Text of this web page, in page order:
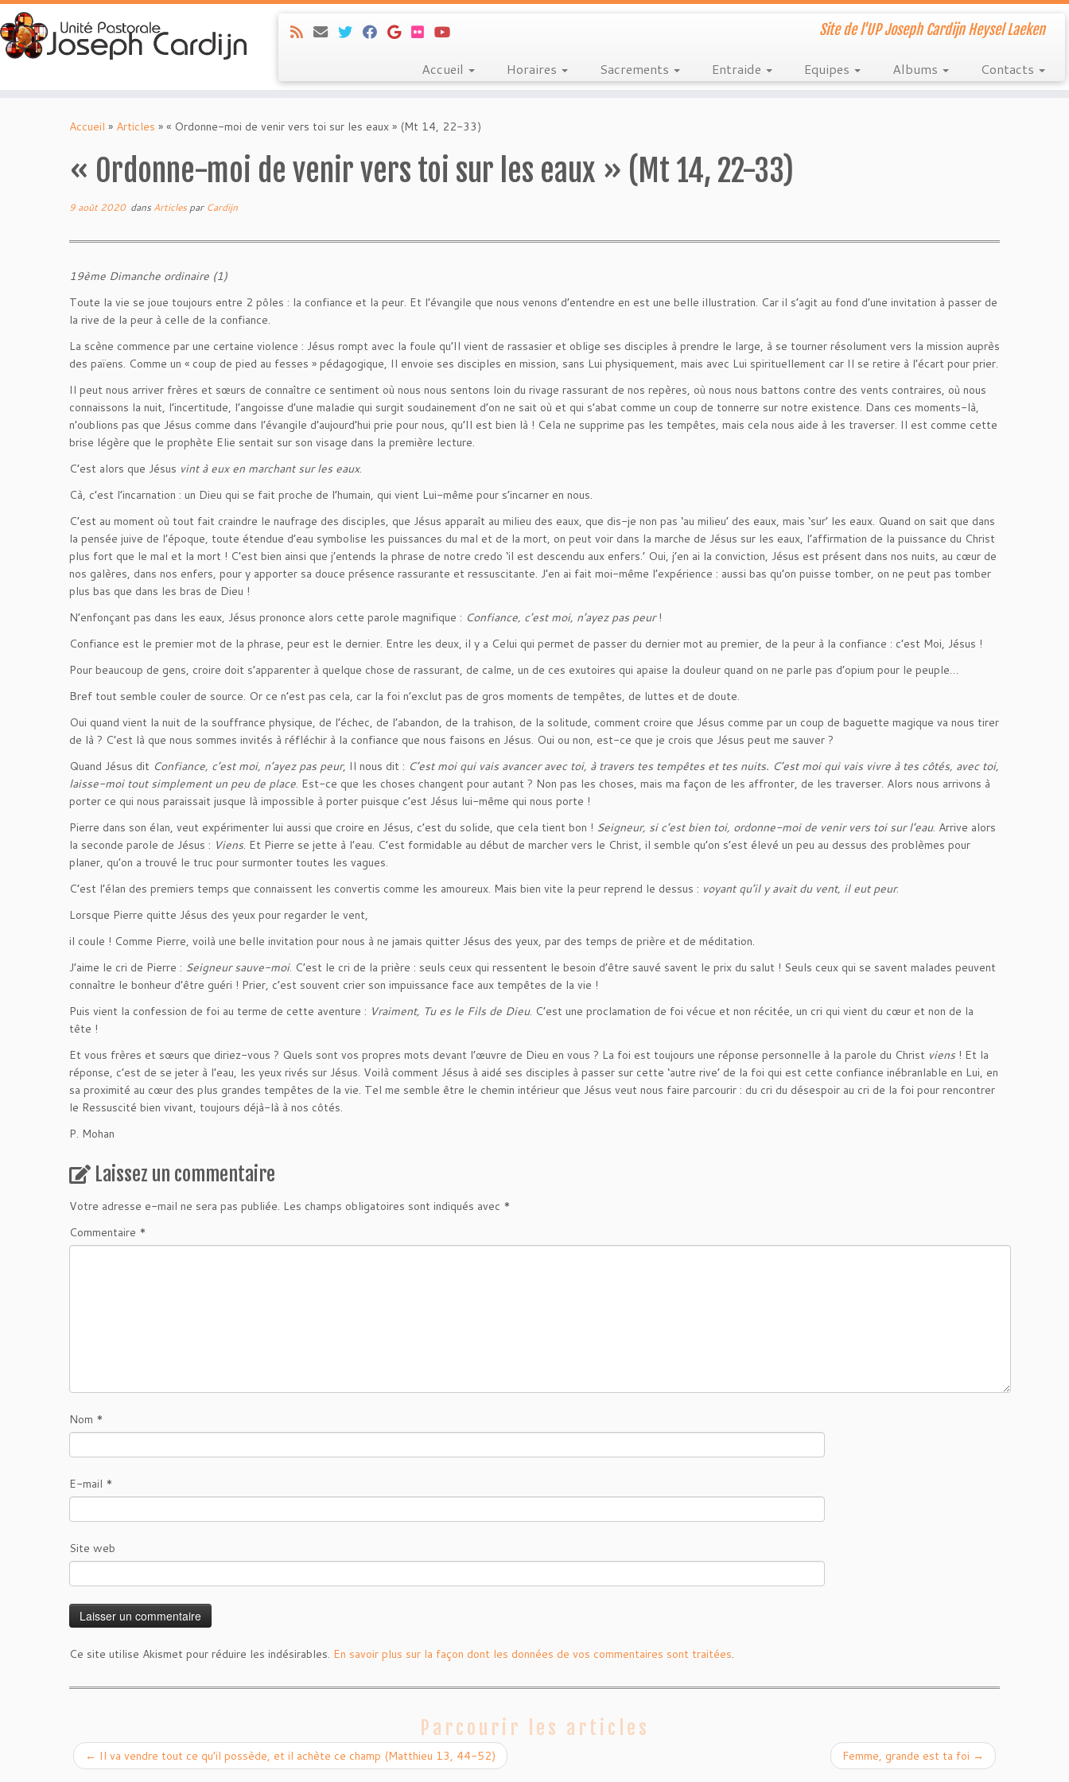
Site de l'UP Joseph Cardijn Heysel Laeken
Accueil Horaires Sacrements Entraide Equipes Albums Contacts
Accueil » Articles » « Ordonne-moi de venir vers toi sur les eaux » (Mt 14, 22-33)
« Ordonne-moi de venir vers toi sur les eaux » (Mt 14, 22-33)
9 août 2020dans Articles par Cardijn
19ème Dimanche ordinaire (1)
Toute la vie se joue toujours entre 2 pôles : la confiance et la peur. Et l’évangile que nous venons d’entendre en est une belle illustration. Car il s’agit au fond d’une invitation à passer de
la rive de la peur à celle de la confiance.
La scène commence par une certaine violence : Jésus rompt avec la foule qu’Il vient de rassasier et oblige ses disciples à prendre le large, à se tourner résolument vers la mission auprès
des païens. Comme un « coup de pied au fesses » pédagogique, Il envoie ses disciples en mission, sans Lui physiquement, mais avec Lui spirituellement car Il se retire à l’écart pour prier.
Il peut nous arriver frères et sœurs de connaître ce sentiment où nous nous sentons loin du rivage rassurant de nos repères, où nous nous battons contre des vents contraires, où nous
connaissons la nuit, l’incertitude, l’angoisse d’une maladie qui surgit soudainement d’on ne sait où et qui s’abat comme un coup de tonnerre sur notre existence. Dans ces moments-là,
n’oublions pas que Jésus comme dans l’évangile d’aujourd’hui prie pour nous, qu’Il est bien là ! Cela ne supprime pas les tempêtes, mais cela nous aide à les traverser. Il est comme cette
brise légère que le prophète Elie sentait sur son visage dans la première lecture.
C’est alors que Jésus vint à eux en marchant sur les eaux.
Cà, c’est l’incarnation : un Dieu qui se fait proche de l’humain, qui vient Lui-même pour s’incarner en nous.
C’est au moment où tout fait craindre le naufrage des disciples, que Jésus apparaît au milieu des eaux, que dis-je non pas ‘au milieu’ des eaux, mais ‘sur’ les eaux. Quand on sait que dans
la pensée juive de l’époque, toute étendue d’eau symbolise les puissances du mal et de la mort, on peut voir dans la marche de Jésus sur les eaux, l’affirmation de la puissance du Christ
plus fort que le mal et la mort ! C’est bien ainsi que j’entends la phrase de notre credo ‘il est descendu aux enfers.’ Oui, j’en ai la conviction, Jésus est présent dans nos nuits, au cœur de
nos galères, dans nos enfers, pour y apporter sa douce présence rassurante et ressuscitante. J’en ai fait moi-même l’expérience : aussi bas qu’on puisse tomber, on ne peut pas tomber
plus bas que dans les bras de Dieu !
N’enfonçant pas dans les eaux, Jésus prononce alors cette parole magnifique : Confiance, c’est moi, n’ayez pas peur !
Confiance est le premier mot de la phrase, peur est le dernier. Entre les deux, il y a Celui qui permet de passer du dernier mot au premier, de la peur à la confiance : c’est Moi, Jésus !
Pour beaucoup de gens, croire doit s’apparenter à quelque chose de rassurant, de calme, un de ces exutoires qui apaise la douleur quand on ne parle pas d’opium pour le peuple…
Bref tout semble couler de source. Or ce n’est pas cela, car la foi n’exclut pas de gros moments de tempêtes, de luttes et de doute.
Oui quand vient la nuit de la souffrance physique, de l’échec, de l’abandon, de la trahison, de la solitude, comment croire que Jésus comme par un coup de baguette magique va nous tirer
de là ? C’est là que nous sommes invités à réfléchir à la confiance que nous faisons en Jésus. Oui ou non, est-ce que je crois que Jésus peut me sauver ?
Quand Jésus dit Confiance, c’est moi, n’ayez pas peur, Il nous dit : C’est moi qui vais avancer avec toi, à travers tes tempêtes et tes nuits. C’est moi qui vais vivre à tes côtés, avec toi,
laisse-moi tout simplement un peu de place. Est-ce que les choses changent pour autant ? Non pas les choses, mais ma façon de les affronter, de les traverser. Alors nous arrivons à
porter ce qui nous paraissait jusque là impossible à porter puisque c’est Jésus lui-même qui nous porte !
Pierre dans son élan, veut expérimenter lui aussi que croire en Jésus, c’est du solide, que cela tient bon ! Seigneur, si c’est bien toi, ordonne-moi de venir vers toi sur l’eau. Arrive alors
la seconde parole de Jésus : Viens. Et Pierre se jette à l’eau. C’est formidable au début de marcher vers le Christ, il semble qu’on s’est élevé un peu au dessus des problèmes pour
planer, qu’on a trouvé le truc pour surmonter toutes les vagues.
C’est l’élan des premiers temps que connaissent les convertis comme les amoureux. Mais bien vite la peur reprend le dessus : voyant qu’il y avait du vent, il eut peur.
Lorsque Pierre quitte Jésus des yeux pour regarder le vent,
il coule ! Comme Pierre, voilà une belle invitation pour nous à ne jamais quitter Jésus des yeux, par des temps de prière et de méditation.
J’aime le cri de Pierre : Seigneur sauve-moi. C’est le cri de la prière : seuls ceux qui ressentent le besoin d’être sauvé savent le prix du salut ! Seuls ceux qui se savent malades peuvent
connaître le bonheur d’être guéri ! Prier, c’est souvent crier son impuissance face aux tempêtes de la vie !
Puis vient la confession de foi au terme de cette aventure : Vraiment, Tu es le Fils de Dieu. C’est une proclamation de foi vécue et non récitée, un cri qui vient du cœur et non de la
tête !
Et vous frères et sœurs que diriez-vous ? Quels sont vos propres mots devant l’œuvre de Dieu en vous ? La foi est toujours une réponse personnelle à la parole du Christ viens ! Et la
réponse, c’est de se jeter à l’eau, les yeux rivés sur Jésus. Voilà comment Jésus à aidé ses disciples à passer sur cette ‘autre rive’ de la foi qui est cette confiance inébranlable en Lui, en
sa proximité au cœur des plus grandes tempêtes de la vie. Tel me semble être le chemin intérieur que Jésus veut nous faire parcourir : du cri du désespoir au cri de la foi pour rencontrer
le Ressuscité bien vivant, toujours déjà-là à nos côtés.
P. Mohan
Laissez un commentaire
Votre adresse e-mail ne sera pas publiée. Les champs obligatoires sont indiqués avec *
Commentaire *
Nom *
E-mail *
Site web
Ce site utilise Akismet pour réduire les indésirables. En savoir plus sur la façon dont les données de vos commentaires sont traitées.
Parcourir les articles
← Il va vendre tout ce qu’il possède, et il achète ce champ (Matthieu 13, 44-52) Femme, grande est ta foi →